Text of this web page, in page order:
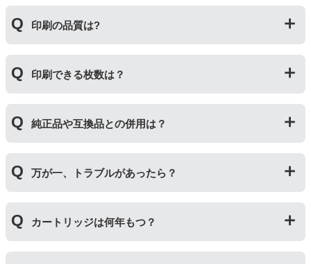
ご安心ください。
インク量が入っており、純正インクと同等量の印刷がで
きます。（インクが純正品より多く入っていても、必ず
ん。）
印刷の品質は?
の順です。
したブログ記事がございますのでよろしければご覧くだ
純正インク・互換インク・詰め替えインクの違い【まと
め】
印刷できる枚数は？
インク量が入っており、純正インクと同等量の印刷がで
きます。（インクが純正品より多く入っていても、必ず
ん。）印刷枚数についてはご使用環境により大きく左右
純正品や互換品との併用は？
併用してご使用いただけます。（例：よく使うブラック
は互換インク、他の色は純正インクを使う等）ただし、
用おいては、当店でテストしておりません。万が一動作
ください。
万が一、トラブルがあったら？
ご相談ください。また互換インクカートリッジには「
ふ
たつの保証」を設けております。商品はご購入から１年
カートリッジは何年もつ？